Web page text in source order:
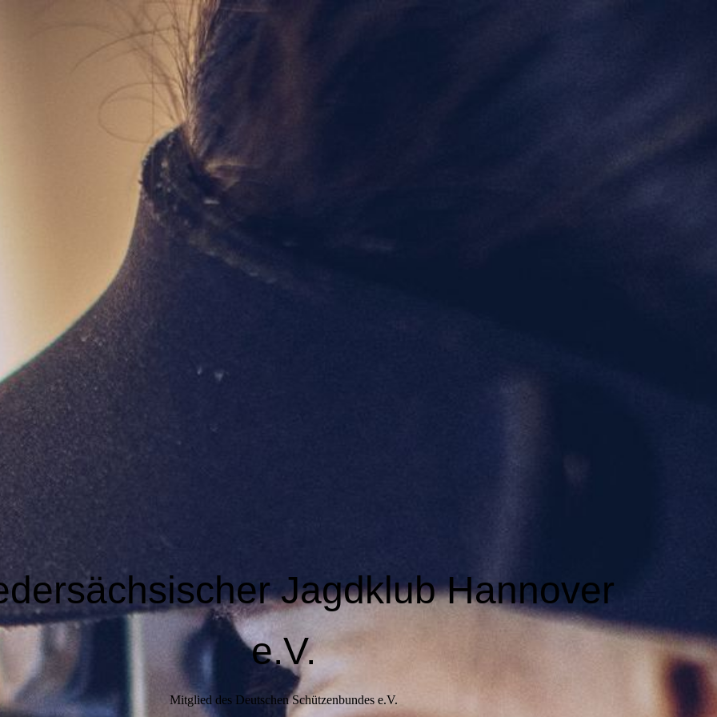
Jagdklub Hannover
e.V.
Mitglied des Deutschen Schützenbundes e.V.